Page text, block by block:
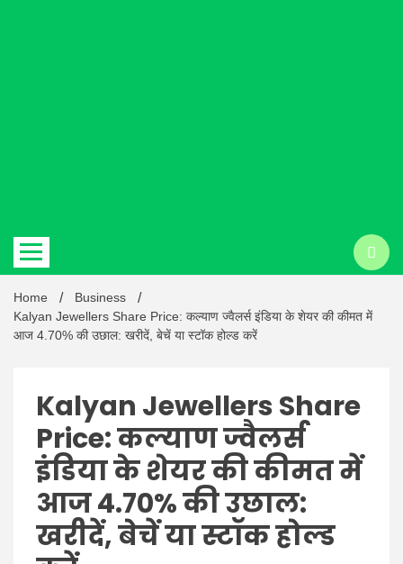
Latest
Hindi
News
Home
Business
Kalyan Jewellers Share Price: कल्याण ज्वैलर्स इंडिया के शेयर की कीमत में
आज 4.70% की उछाल: खरीदें, बेचें या स्टॉक होल्ड करें
Kalyan Jewellers Share
Price: कल्याण ज्वैलर्स
इंडिया के शेयर की कीमत में
आज 4.70% की उछाल:
खरीदें, बेचें या स्टॉक होल्ड